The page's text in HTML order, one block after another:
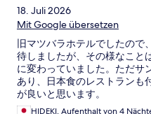
18. Juli 2026
Mit Google übersetzen
旧マツバラホテルでしたので
待しましたが、その様なこと
に変わっていました。ただサ
あり、日本食のレストランも
が良いと思います。
HIDEKI, Aufenthalt von 4